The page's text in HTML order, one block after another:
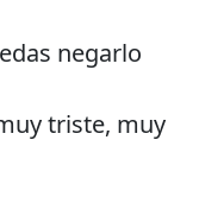
negarlo
triste, muy